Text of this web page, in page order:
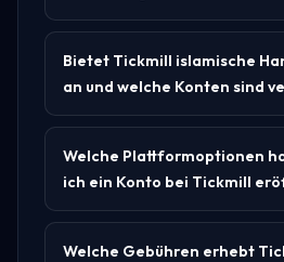
Bietet Tickmill islamische
an und welche Konten sind
Welche Plattformoptionen
ich ein Konto bei Tickmill
Welche Gebühren erhebt